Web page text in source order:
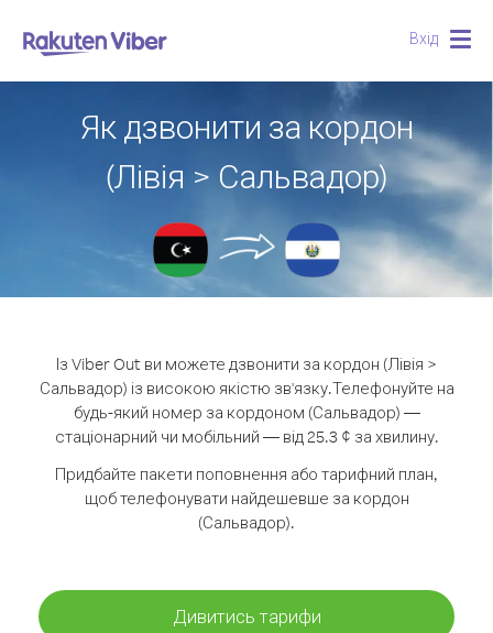
Вхід
Як дзвонити за кордон
(Лівія > Сальвадор)
Із Viber Out ви можете дзвонити за кордон (Лівія >
Сальвадор) із високою якістю зв'язку.Телефонуйте на
будь-який номер за кордоном (Сальвадор) —
стаціонарний чи мобільний — від 25.3 ¢ за хвилину.
Придбайте пакети поповнення або тарифний план,
щоб телефонувати найдешевше за кордон
(Сальвадор).
Дивитись тарифи